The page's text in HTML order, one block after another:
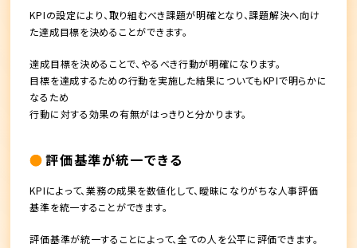
KPIの設定により、 取り組むべき課題が明確となり、課題解決へ向け
た達成目標を決める ことができます。
達成目標を決めることで、やるべき行動が明確になります。
目標を達成するための行動を実施した結果についてもKPIで明らかに
なるため
行動に対する効果の有無がはっきりと分かります。
評価基準が統一できる
KPIによって、業務の成果を数値化して、 曖昧になりがちな人事評価
基準を統一することができます。
評価基準が統一することによって、全ての人を公平に評価できます。